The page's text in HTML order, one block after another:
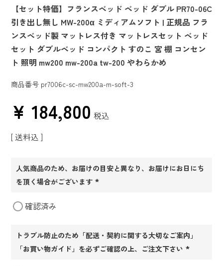
【セット特価】フランスベッド ベッド ダブル PR70-06C
引き出し無し MW-200α ミディアムソフト | 正規品 フラ
ンスベッド製 マットレス付き マットレスセット ベッド
セット ダブルベッド コンパクト すのこ 宮 棚 コンセン
ト 照明 mw200 mw-200a tw-200 やわらかめ
商品番号 pr7006c-sc-mw200a-m-soft-3
¥ 184,800 税込
送料込
人気商品のため、お届けの目安と異なり、お届けにお日にち
を頂く場合がございます
確認済み
トラブル防止のため「配送・契約に関する大切なご案内」
「お買い物ガイド」を必ずご確認の上、ご注文下さい